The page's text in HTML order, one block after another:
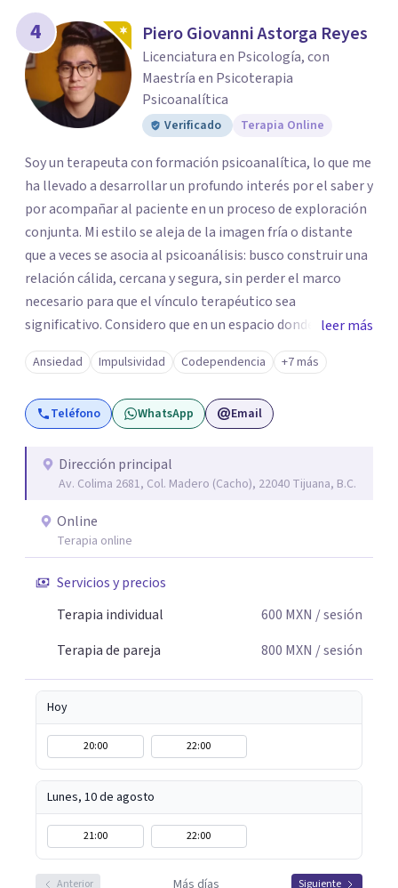
4 Piero Giovanni Astorga Reyes
Licenciatura en Psicología, con
Maestría en Psicoterapia
Psicoanalítica
Verificado Terapia Online
Soy un terapeuta con formación psicoanalítica, lo que me
ha llevado a desarrollar un profundo interés por el saber y
por acompañar al paciente en un proceso de exploración
conjunta. Mi estilo se aleja de la imagen fría o distante
que a veces se asocia al psicoanálisis: busco construir una
relación cálida, cercana y segura, sin perder el marco
necesario para que el vínculo terapéutico sea
significativo. Considero que en un espacio donde uno
puede sentirse acompañado y escuchado, es posible
mirar con honestidad cómo nos vinculamos afuera, qué se
repite, qué duele, y qué puede transformarse. En mi
consultorio hay lugar para todo: risas, tristezas, enojos y
escuchada. Si pudiste conectar con algo de esto,
mándame un mensaje y comencemos juntos a trabajar en
leer más
Ansiedad Impulsividad Codependencia +7 más
Teléfono WhatsApp Email
Dirección principal
Av. Colima 2681, Col. Madero (Cacho), 22040 Tijuana, B.C.
Online
Terapia online
Servicios y precios
Terapia individual
600 MXN / sesión
Terapia de pareja
800 MXN / sesión
Hoy
20:00 22:00
Lunes, 10 de agosto
21:00 22:00
Anterior Más días Siguiente